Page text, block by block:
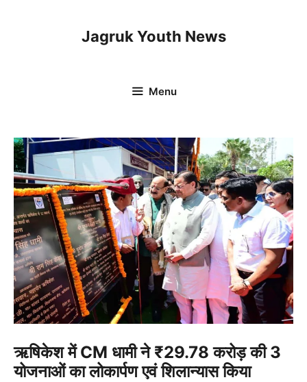
Jagruk Youth News
Menu
ऋषिकेश में CM धामी ने ₹29.78 करोड़ की 3
योजनाओं का लोकार्पण एवं शिलान्यास किया